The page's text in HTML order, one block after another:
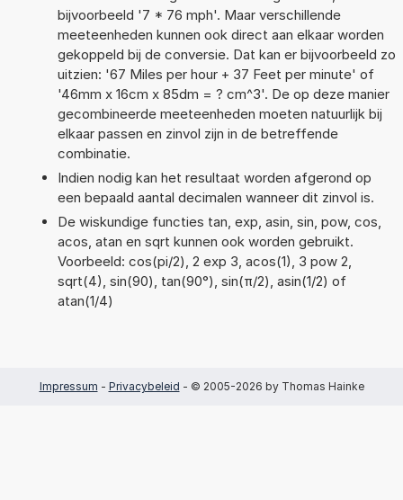
bijvoorbeeld '7 * 76 mph'. Maar verschillende
meeteenheden kunnen ook direct aan elkaar worden
gekoppeld bij de conversie. Dat kan er bijvoorbeeld zo
uitzien: '67 Miles per hour + 37 Feet per minute' of
'46mm x 16cm x 85dm = ? cm^3'. De op deze manier
gecombineerde meeteenheden moeten natuurlijk bij
elkaar passen en zinvol zijn in de betreffende
combinatie.
Indien nodig kan het resultaat worden afgerond op
een bepaald aantal decimalen wanneer dit zinvol is.
De wiskundige functies tan, exp, asin, sin, pow, cos,
acos, atan en sqrt kunnen ook worden gebruikt.
Voorbeeld: cos(pi/2), 2 exp 3, acos(1), 3 pow 2,
sqrt(4), sin(90), tan(90°), sin(π/2), asin(1/2) of
atan(1/4)
Impressum - Privacybeleid - © 2005-2026 by Thomas Hainke